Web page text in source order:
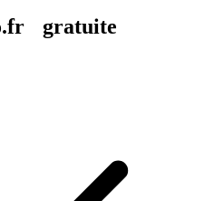
gratuite